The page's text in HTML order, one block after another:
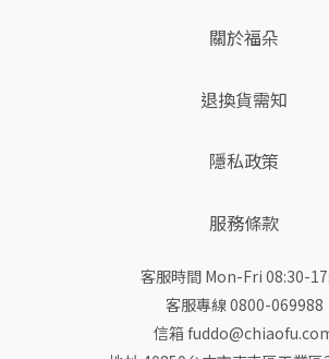
關於福朵
退換貨需知
隱私政策
服務條款
客服時間 Mon-Fri 08:30-
客服專線 0800-069988
信箱